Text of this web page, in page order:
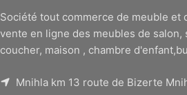
Société tout commerce de meuble et
vente en ligne des meubles de salon,
coucher, maison , chambre
Mnihla km 13 route de Bizerte